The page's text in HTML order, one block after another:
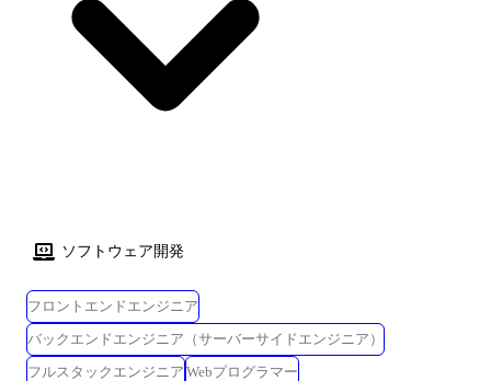
交通機関利用データ・電子マネー(モバイルICOCA含む)、J-WESTカード
加えて鉄道発のバーコード決済の導入も控え、鉄道及び関連事業のリア
ルのフィールドを生かしながら、個客体験をこれらのデータから読み解
き、さらに取り組みを深度化・拡大する時期に来ています。 現在、これ
までの取組みから、社内へのシステム開発を積み重ね、そのシーズを異
力密度を高めてくれるテックリードを募集します。 ・クライアントの課
ンの開発・改善、機能拡張・運用 ・リリースしたプロダクトのログ収
集、UX改善、パフォーマンス改善 ・AIエンジニア、データサイエンティ
ストの開発したアルゴリズムのシステム設計・実装・基盤整備
ソフトウェア開発
フロントエンドエンジニア
バックエンドエンジニア（サーバーサイドエンジニア）
フルスタックエンジニア Webプログラマー